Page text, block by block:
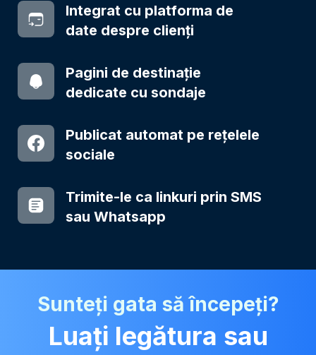
Integrat cu platforma de
date despre clienți
Pagini de destinație
dedicate cu sondaje
Publicat automat pe rețelele
sociale
Trimite-le ca linkuri prin SMS
sau Whatsapp
Sunteți gata să începeți?
Luați legătura sau